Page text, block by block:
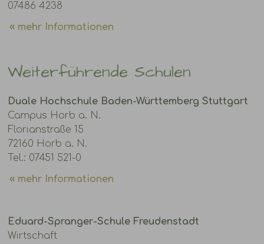
07486 4238
mehr Informationen
Weiterführende Schulen
Duale Hochschule Baden-Württemberg Stuttgart
Campus Horb a. N.
Florianstraße 15
72160 Horb a. N.
Tel.: 07451 521-0
mehr Informationen
Eduard-Spranger-Schule Freudenstadt
Wirtschaft